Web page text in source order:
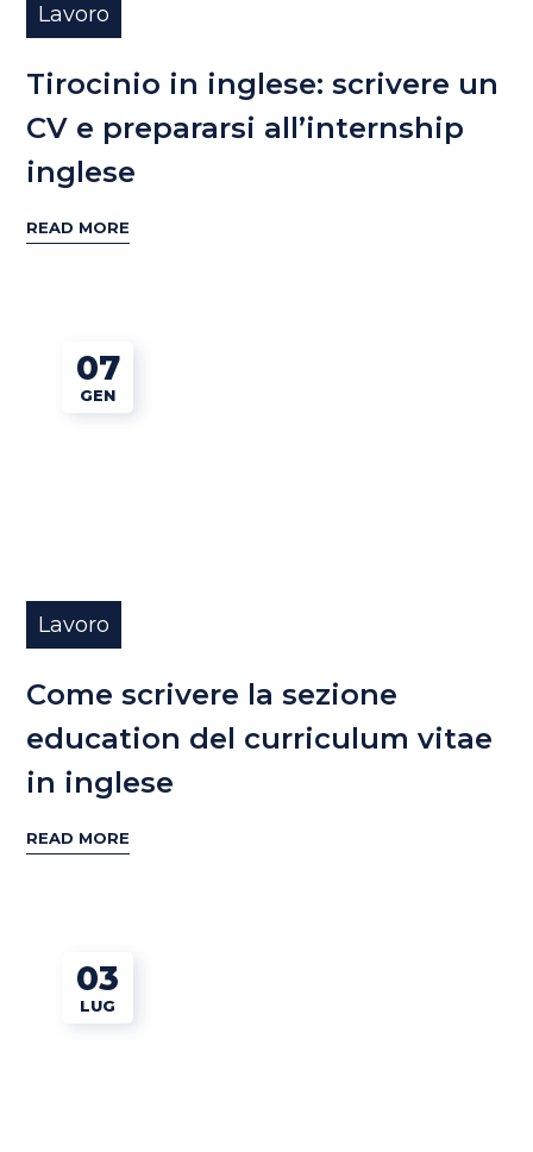
Lavoro
Tirocinio in inglese: scrivere un
CV e prepararsi all’internship
inglese
READ MORE
07
GEN
Lavoro
Come scrivere la sezione
education del curriculum vitae
in inglese
READ MORE
03
LUG